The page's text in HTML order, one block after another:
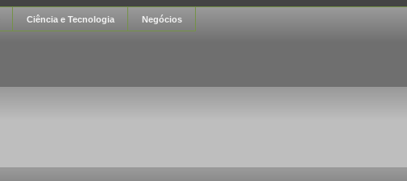
Ciência e Tecnologia Negócios